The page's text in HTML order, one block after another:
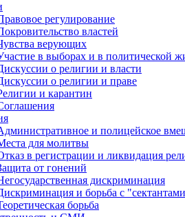
регулирование
властей
верующих
в выборах и в политической
о религии и власти
о религии и праве
и карантин
и полицейское
для молитвы
в регистрации и ликвидация
от гонений
дискриминация
и борьба с
борьба